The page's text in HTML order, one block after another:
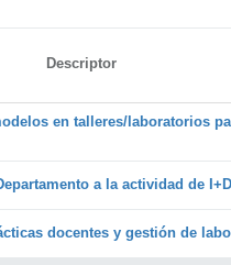
Descriptor
en talleres/laboratorios
a la actividad de
docentes y gestión de